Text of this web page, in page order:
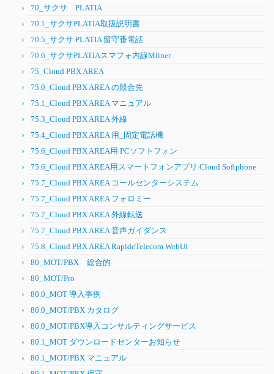
70_サクサ PLATIA
70.1_サクサPLATIA取扱説明書
70.5_サクサ PLATIA 留守番電話
70.6_サクサPLATIAスマフォ内線Mliner
75_Cloud PBX AREA
75.0_Cloud PBX AREA の競合先
75.1_Cloud PBX AREA マニュアル
75.3_Cloud PBX AREA 外線
75.4_Cloud PBX AREA 用_固定電話機
75.6_Cloud PBX AREA用 PCソフトフォン
75.6_Cloud PBX AREA用スマートフォンアプリ Cloud Softphone
75.7_Cloud PBX AREA コールセンターシステム
75.7_Cloud PBX AREA フォロミー
75.7_Cloud PBX AREA 外線転送
75.7_Cloud PBX AREA 音声ガイダンス
75.8_Cloud PBX AREA RapideTelecom WebUi
80_MOT/PBX 総合的
80_MOT/Pro
80.0_MOT 導入事例
80.0_MOT/PBX カタログ
80.0_MOT/PBX導入コンサルティングサービス
80.1_MOT ダウンロードセンターお知らせ
80.1_MOT/PBX マニュアル